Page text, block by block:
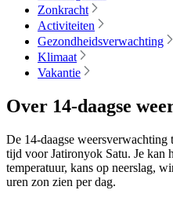
Zonkracht
Activiteiten
Gezondheidsverwachting
Klimaat
Vakantie
Over 14-daagse
De 14-daagse
tijd voor Jatironyok Satu. Je kan
temperatuur, kans op neerslag,
uren zon zien per dag.